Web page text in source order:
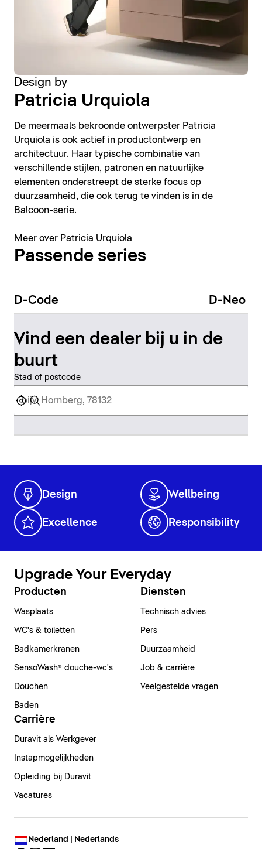
Design by
Patricia Urquiola
De meermaals bekroonde ontwerpster Patricia
Urquiola is ook actief in productontwerp en
architectuur. Haar typische combinatie van
verschillende stijlen, patronen en natuurlijke
elementen onderstreept de sterke focus op
duurzaamheid, die ook terug te vinden is in de
Balcoon-serie.
Meer over Patricia Urquiola
Passende series
D-Code D-Neo
Vind een dealer bij u in de
buurt
Stad of postcode
Design Wellbeing
Excellence Responsibility
Upgrade Your Everyday
Producten
Wasplaats
WC's & toiletten
Badkamerkranen
SensoWash® douche-wc's
Douchen
Baden
Diensten
Technisch advies
Pers
Duurzaamheid
Job & carrière
Veelgestelde vragen
Carrière
Duravit als Werkgever
Instapmogelijkheden
Opleiding bij Duravit
Vacatures
Nederland | Nederlands